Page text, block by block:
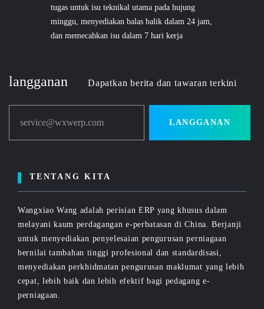
tugas untuk isu teknikal utama pada hujung
minggu, menyediakan balas balik dalam 24 jam,
dan memecahkan isu dalam 7 hari kerja
langganan Dapatkan berita dan tawaran terkini
service@wxwerp.com LANGGANAN
TENTANG KITA
Wangxiao Wang adalah perisian ERP yang khusus dalam
melayani kaum perdagangan e-perbatasan di China. Berjanji
untuk menyediakan penyelesaian pengurusan perniagaan
bernilai tambahan tinggi profesional dan standardisasi,
menyediakan perkhidmatan pengurusan maklumat yang lebih
cepat, lebih baik dan lebih efektif bagi pedagang e-
perniagaan.